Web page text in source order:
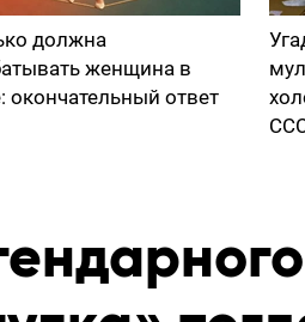
должна
женщина в
окончательный ответ